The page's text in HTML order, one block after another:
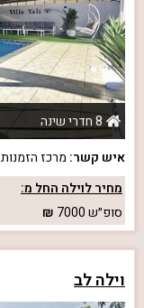
8 חדרי שינה
איש קשר: מרכז הזמנות
מחיר לוילה החל מ:
סופ״ש7000
וילה לב